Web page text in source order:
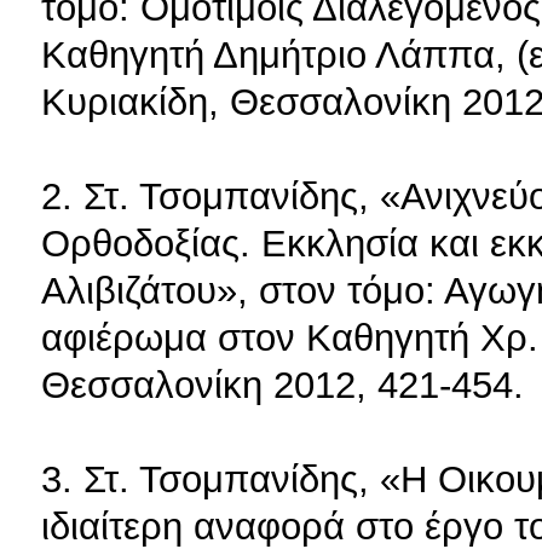
Καθηγητή Δημήτριο Λάππα,
Κυριακίδη, Θεσσαλονίκη
2. Στ. Τσομπανίδης,
Ορθοδοξίας. Εκκλησία και
Αλιβιζάτου», στον τόμο:
αφιέρωμα στον Καθηγητή
Θεσσαλονίκη 2012, 421-454.
3. Στ. Τσομπανίδης, «Η
ιδιαίτερη αναφορά στο έργο